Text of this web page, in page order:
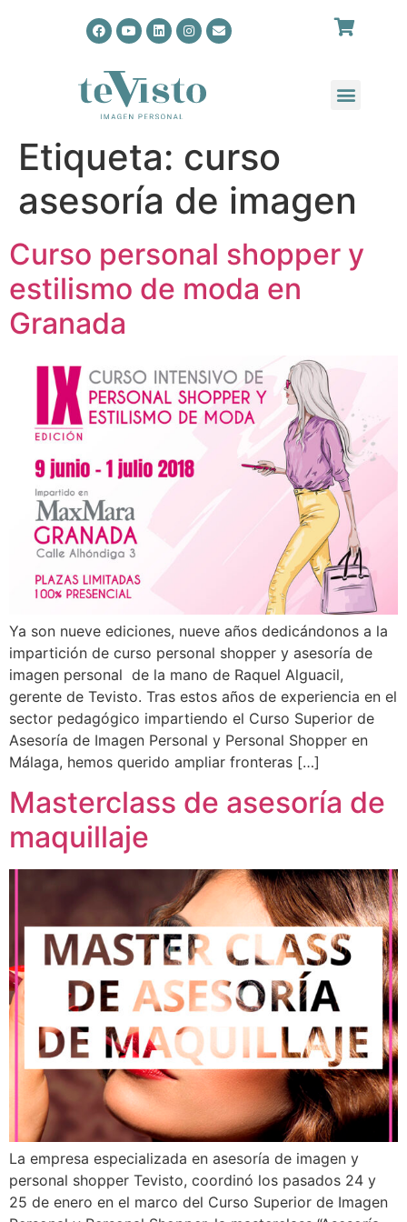
Etiqueta: curso
asesoría de imagen
Curso personal shopper y
estilismo de moda en
Granada
Ya son nueve ediciones, nueve años dedicándonos a la
impartición de curso personal shopper y asesoría de
imagen personal de la mano de Raquel Alguacil,
gerente de Tevisto. Tras estos años de experiencia en el
sector pedagógico impartiendo el Curso Superior de
Asesoría de Imagen Personal y Personal Shopper en
Málaga, hemos querido ampliar fronteras […]
Masterclass de asesoría de
maquillaje
La empresa especializada en asesoría de imagen y
personal shopper Tevisto, coordinó los pasados 24 y
25 de enero en el marco del Curso Superior de Imagen